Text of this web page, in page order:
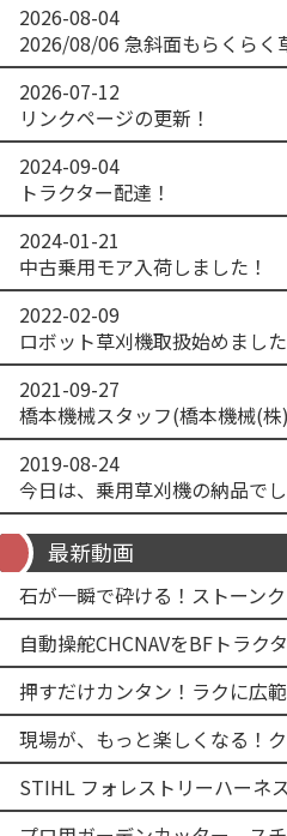
2026-08-04
2026/08/06 急斜面もらくらく
2026-07-12
リンクページの更新！
2024-09-04
トラクター配達！
2024-01-21
中古乗用モア入荷しました！
2022-02-09
ロボット草刈機取扱始めました
2021-09-27
橋本機械スタッフ(橋本機械(
2019-08-24
最新動画